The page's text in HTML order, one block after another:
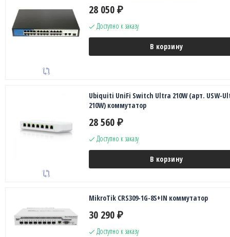
28 050 ₽
Доступно к заказу
В корзину
Ubiquiti UniFi Switch Ultra 210W (арт. USW-
210W) коммутатор
28 560 ₽
Доступно к заказу
В корзину
MikroTik CRS309-1G-8S+IN коммутатор
30 290 ₽
Доступно к заказу